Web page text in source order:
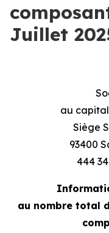
Juillet
au
Siège
93400
444
au nombre total